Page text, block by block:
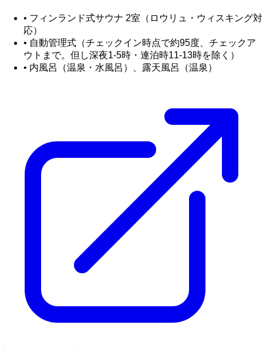
• フィンランド式サウナ 2室（ロウリュ・ウィスキング対
応）
• 自動管理式（チェックイン時点で約95度、チェックア
ウトまで。但し深夜1-5時・連泊時11-13時を除く）
• 内風呂（温泉・水風呂）、露天風呂（温泉）